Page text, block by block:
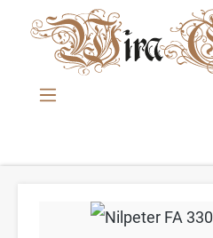
Zum Hauptinhalt springen
Bildergalerie überspringen